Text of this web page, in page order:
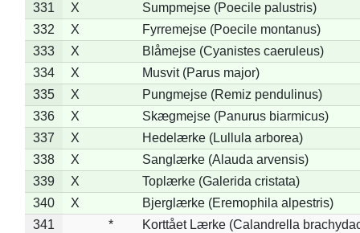
331
X
Sumpmejse (Poecile palustris)
332
X
Fyrremejse (Poecile montanus)
333
X
Blåmejse (Cyanistes caeruleus)
334
X
Musvit (Parus major)
335
X
Pungmejse (Remiz pendulinus)
336
X
Skægmejse (Panurus biarmicus)
337
X
Hedelærke (Lullula arborea)
338
X
Sanglærke (Alauda arvensis)
339
X
Toplærke (Galerida cristata)
340
X
Bjerglærke (Eremophila alpestris)
341
*
Korttået Lærke (Calandrella